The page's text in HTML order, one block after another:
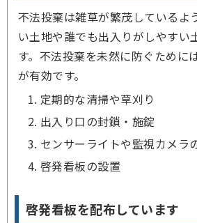
不法投棄は雑草が繁茂しているよ
い土地や誰でも出入りがしやすい
す。不法投棄を未然に防ぐために
が有効です。
定期的な清掃や草刈り
出入り口の封鎖・施錠
センサーライトや監視カメラ
啓発看板の設置
啓発看板を配布しています